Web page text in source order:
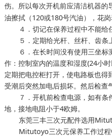
伤。所以每次开机前应清洁机器的
油擦拭（120或180号汽油），花岗
４．切记在保养过程中不能给
５．定期给光杆、丝杆、齿条
６．在长时间没有使用三坐
作：控制室内的温度和湿度(24小
定期把电控柜打开，使电路板也
受潮后突然加电后损坏。然后检查
７．开机前检查电源，如有
地，接地电阻小于4欧姆。
东莞三丰三次元配件选用
Mitutoyo三次元保养工作过程